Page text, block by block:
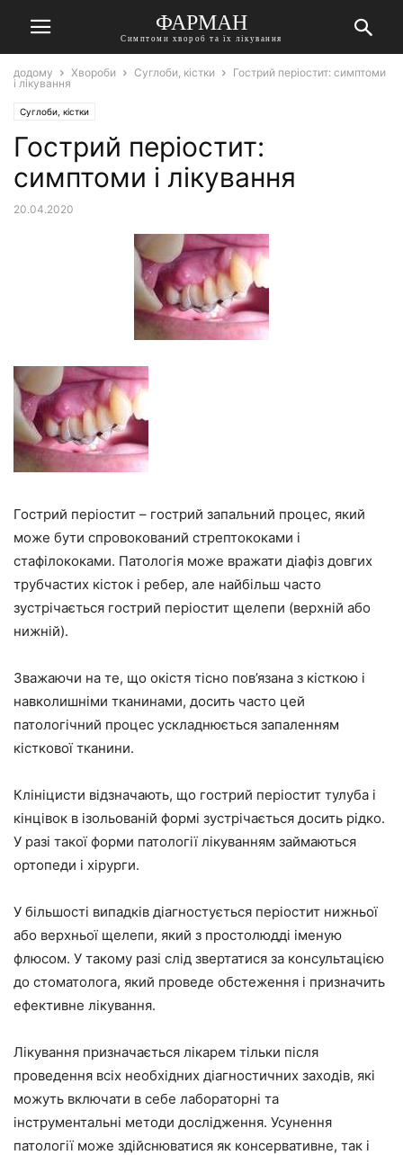
ФАРМАН
Симптоми хвороб та їх лікування
додому Хвороби Суглоби, кістки
Гострий періостит: симптоми
і лікування
Суглоби, кістки
Гострий періостит:
симптоми і лікування
20.04.2020
Гострий періостит – гострий запальний процес, який
може бути спровокований стрептококами і
стафілококами. Патологія може вражати діафіз довгих
трубчастих кісток і ребер, але найбільш часто
зустрічається гострий періостит щелепи (верхній або
нижній).
Зважаючи на те, що окістя тісно пов’язана з кісткою і
навколишніми тканинами, досить часто цей
патологічний процес ускладнюється запаленням
кісткової тканини.
Клініцисти відзначають, що гострий періостит тулуба і
кінцівок в ізольованій формі зустрічається досить рідко.
У разі такої форми патології лікуванням займаються
ортопеди і хірурги.
У більшості випадків діагностується періостит нижньої
або верхньої щелепи, який з простолюдді іменую
флюсом. У такому разі слід звертатися за консультацією
до стоматолога, який проведе обстеження і призначить
ефективне лікування.
Лікування призначається лікарем тільки після
проведення всіх необхідних діагностичних заходів, які
можуть включати в себе лабораторні та
інструментальні методи дослідження. Усунення
патології може здійснюватися як консервативне, так і